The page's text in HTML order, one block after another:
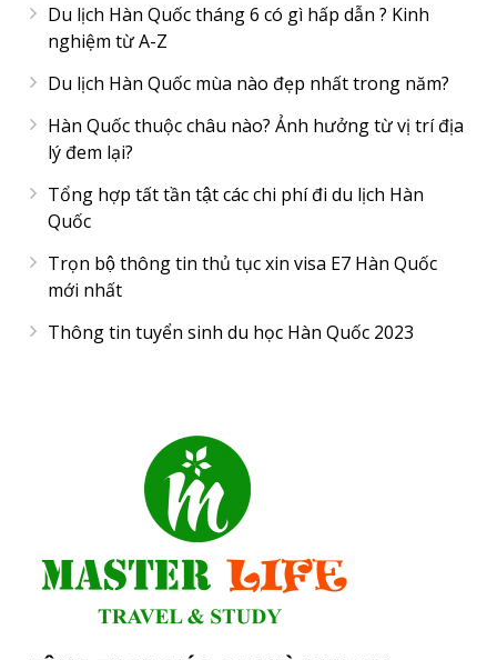
Du lịch Hàn Quốc tháng 6 có gì hấp dẫn ? Kinh
nghiệm từ A-Z
Du lịch Hàn Quốc mùa nào đẹp nhất trong năm?
Hàn Quốc thuộc châu nào? Ảnh hưởng từ vị trí địa
lý đem lại?
Tổng hợp tất tần tật các chi phí đi du lịch Hàn
Quốc
Trọn bộ thông tin thủ tục xin visa E7 Hàn Quốc
mới nhất
Thông tin tuyển sinh du học Hàn Quốc 2023